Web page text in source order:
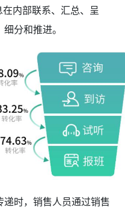
内部联系、汇总、呈
分和推进。
时，销售人员通过销售